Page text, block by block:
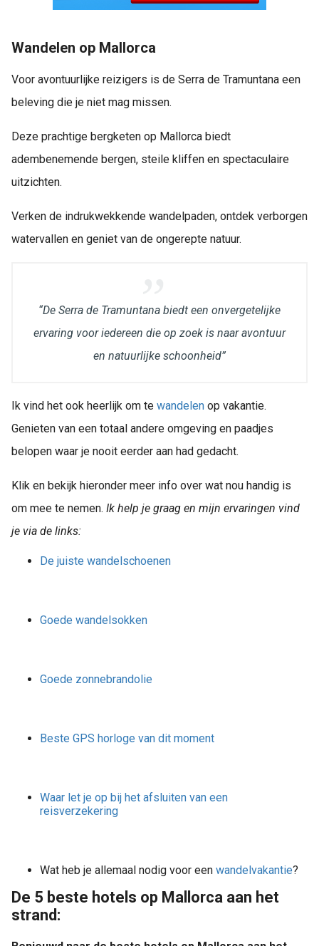
Wandelen op Mallorca
Voor avontuurlijke reizigers is de Serra de Tramuntana een
beleving die je niet mag missen.
Deze prachtige bergketen op Mallorca biedt
adembenemende bergen, steile kliffen en spectaculaire
uitzichten.
Verken de indrukwekkende wandelpaden, ontdek verborgen
watervallen en geniet van de ongerepte natuur.
“De Serra de Tramuntana biedt een onvergetelijke
ervaring voor iedereen die op zoek is naar avontuur
en natuurlijke schoonheid”
Ik vind het ook heerlijk om te wandelen op vakantie.
Genieten van een totaal andere omgeving en paadjes
belopen waar je nooit eerder aan had gedacht.
Klik en bekijk hieronder meer info over wat nou handig is
om mee te nemen. Ik help je graag en mijn ervaringen vind
je via de links:
De juiste wandelschoenen
Goede wandelsokken
Goede zonnebrandolie
Beste GPS horloge van dit moment
Waar let je op bij het afsluiten van een
reisverzekering
Wat heb je allemaal nodig voor een wandelvakantie?
De 5 beste hotels op Mallorca aan het
strand: